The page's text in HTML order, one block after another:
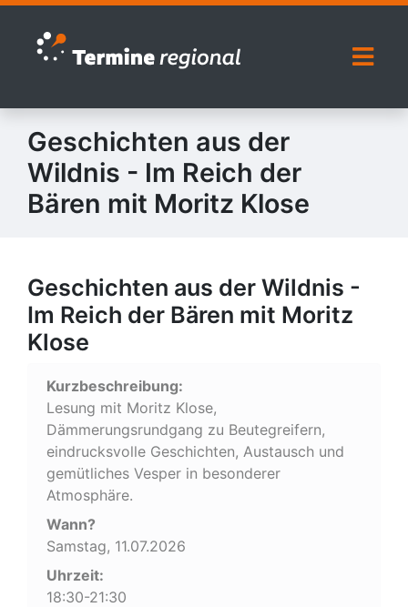
Zur Navigation springen
Zum Inhalt springen
Geschichten aus der
Wildnis - Im Reich der
Bären mit Moritz Klose
Geschichten aus der Wildnis -
Im Reich der Bären mit Moritz
Klose
Kurzbeschreibung:
Lesung mit Moritz Klose,
Dämmerungsrundgang zu Beutegreifern,
eindrucksvolle Geschichten, Austausch und
gemütliches Vesper in besonderer
Atmosphäre.
Wann?
Samstag, 11.07.2026
Uhrzeit:
18:30-21:30